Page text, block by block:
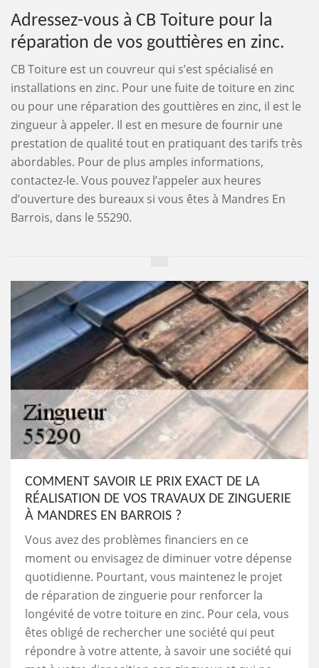
Adressez-vous à CB Toiture pour la
réparation de vos gouttières en zinc.
CB Toiture est un couvreur qui s’est spécialisé en
installations en zinc. Pour une fuite de toiture en zinc
ou pour une réparation des gouttières en zinc, il est le
zingueur à appeler. Il est en mesure de fournir une
prestation de qualité tout en pratiquant des tarifs très
abordables. Pour de plus amples informations,
contactez-le. Vous pouvez l’appeler aux heures
d’ouverture des bureaux si vous êtes à Mandres En
Barrois, dans le 55290.
COMMENT SAVOIR LE PRIX EXACT DE LA
RÉALISATION DE VOS TRAVAUX DE ZINGUERIE
À MANDRES EN BARROIS ?
Vous avez des problèmes financiers en ce
moment ou envisagez de diminuer votre dépense
quotidienne. Pourtant, vous maintenez le projet
de réparation de zinguerie pour renforcer la
longévité de votre toiture en zinc. Pour cela, vous
êtes obligé de rechercher une société qui peut
répondre à votre attente, à savoir une société qui